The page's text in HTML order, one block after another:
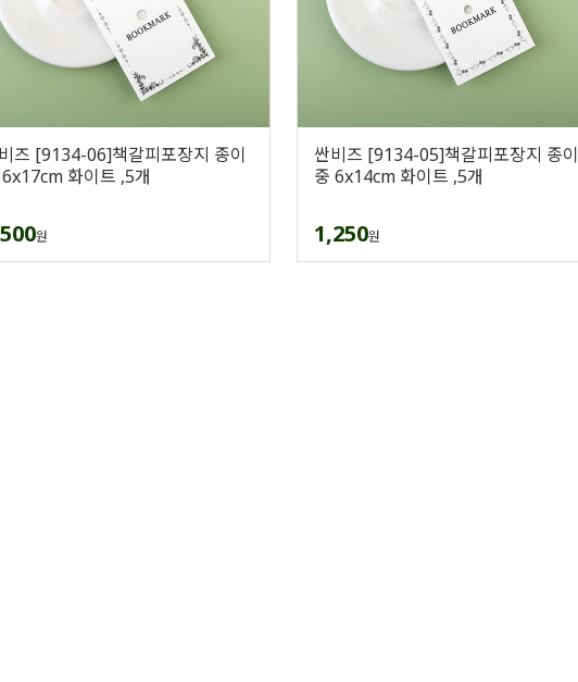
즈 [9134-06]책갈피포장지 종이
화이트 ,5개
원
싼비즈 [9134-05]책갈피포장지 종이
중 6x14cm 화이트 ,5개
1,250원